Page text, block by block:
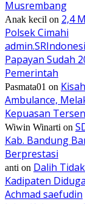
Musrembang
Anak kecil on 2,4
Polsek Cimahi
Papayan Sudah
Pemerintah
Pasmata01 on
Ambulance,
Kepuasan
Wiwin Winarti on
Kab. Bandung
Berprestasi
anti on Dalih
Kadipaten
Achmad saefudin